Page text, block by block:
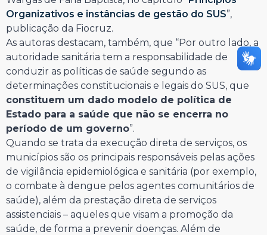
Organizativos e instâncias de gestão do SUS”,
publicação da Fiocruz.
As autoras destacam, também, que “Por outro lado, a
autoridade sanitária tem a responsabilidade de
conduzir as políticas de saúde segundo as
determinações constitucionais e legais do SUS, que
constituem um dado modelo de política de
Estado para a saúde que não se encerra no
período de um governo”.
Quando se trata da execução direta de serviços, os
municípios são os principais responsáveis pelas ações
de vigilância epidemiológica e sanitária (por exemplo,
o combate à dengue pelos agentes comunitários de
saúde), além da prestação direta de serviços
assistenciais – aqueles que visam a promoção da
saúde, de forma a prevenir doenças. Além de